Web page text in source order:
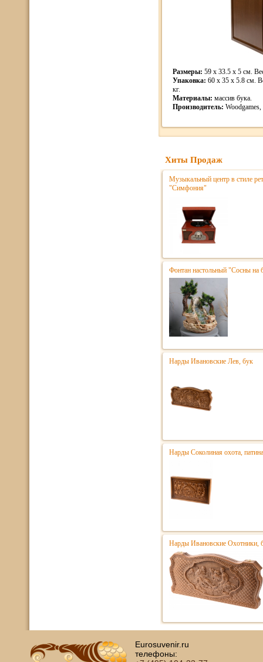
Размеры: 59 x 33.5 x 5 см.
Упаковка: 60 x 35 x 5.8 см.
кг.
Материалы: массив бука.
Производитель:
Хиты Продаж
Музыкальный центр в стиле
"Симфония"
Фонтан настольный "Сосны на
Нарды Ивановские Лев, бук
Нарды Соколиная охота, патина
Нарды Ивановские Охотники,
Eurosuvenir.ru
телефоны: